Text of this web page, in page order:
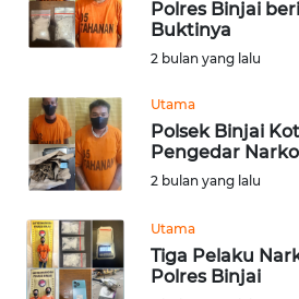
Polres Binjai
Buktinya
2 bulan yang lalu
Utama
Polsek Binjai
Pengedar
2 bulan yang lalu
Utama
Tiga Pelaku
Polres Binjai
WN
WN
JAKARTA
JABAR
WN